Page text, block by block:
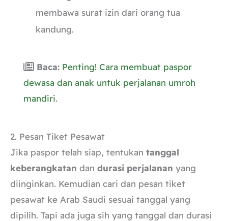
membawa surat izin dari orang tua
kandung.
Baca: Penting! Cara membuat paspor
dewasa dan anak untuk perjalanan umroh
mandiri.
2. Pesan Tiket Pesawat
Jika paspor telah siap, tentukan tanggal
keberangkatan dan durasi perjalanan yang
diinginkan. Kemudian cari dan pesan tiket
pesawat ke Arab Saudi sesuai tanggal yang
dipilih. Tapi ada juga sih yang tanggal dan durasi